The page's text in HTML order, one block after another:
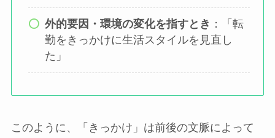
外的要因・環境の変化を指すとき ：「転
勤をきっかけに生活スタイルを見直し
た」
このように、「きっかけ」は前後の文脈によって